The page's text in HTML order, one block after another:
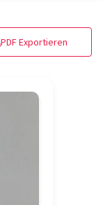
PDF Exportieren